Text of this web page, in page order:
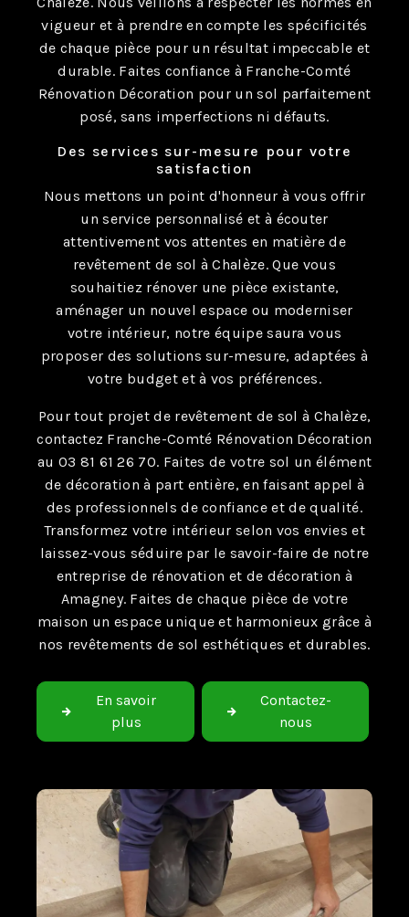
vigueur et à prendre en compte les spécificités
de chaque pièce pour un résultat impeccable et
durable. Faites confiance à Franche-Comté
Rénovation Décoration pour un sol parfaitement
posé, sans imperfections ni défauts.
Des services sur-mesure pour votre
satisfaction
Nous mettons un point d'honneur à vous offrir
un service personnalisé et à écouter
attentivement vos attentes en matière de
revêtement de sol à Chalèze. Que vous
souhaitiez rénover une pièce existante,
aménager un nouvel espace ou moderniser
votre intérieur, notre équipe saura vous
proposer des solutions sur-mesure, adaptées à
votre budget et à vos préférences.
Pour tout projet de revêtement de sol à Chalèze,
contactez Franche-Comté Rénovation Décoration
au 03 81 61 26 70. Faites de votre sol un élément
de décoration à part entière, en faisant appel à
des professionnels de confiance et de qualité.
Transformez votre intérieur selon vos envies et
laissez-vous séduire par le savoir-faire de notre
entreprise de rénovation et de décoration à
Amagney. Faites de chaque pièce de votre
maison un espace unique et harmonieux grâce à
nos revêtements de sol esthétiques et durables.
En savoir
plus
Contactez-
nous